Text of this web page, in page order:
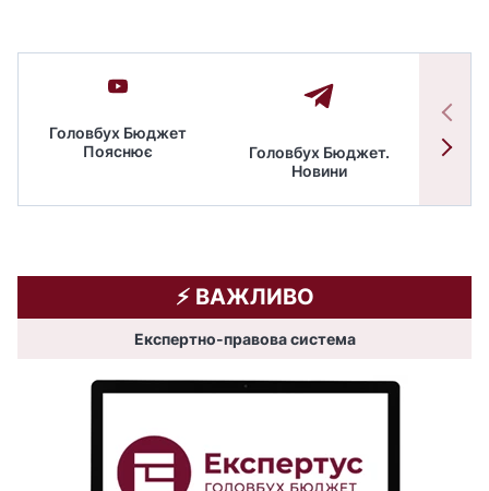
Головбух Бюджет
Пояснює
Головбух Бюджет.
Новини
⚡️ ВАЖЛИВО
Експертно-правова система